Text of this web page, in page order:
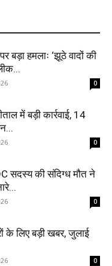
बड़ा हमलाः ‘झूठे वादों की
0
में बड़ी कार्रवाई, 14
0
सदस्य की संदिग्ध मौत ने
0
के लिए बड़ी खबर, जुलाई
0